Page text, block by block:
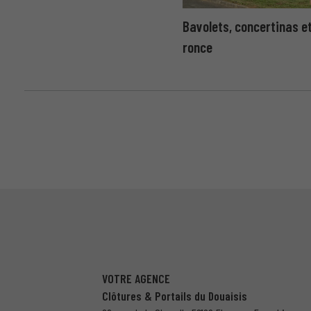
Bavolets, concertinas
ronce
VOTRE AGENCE
Clôtures & Portails du Douaisis